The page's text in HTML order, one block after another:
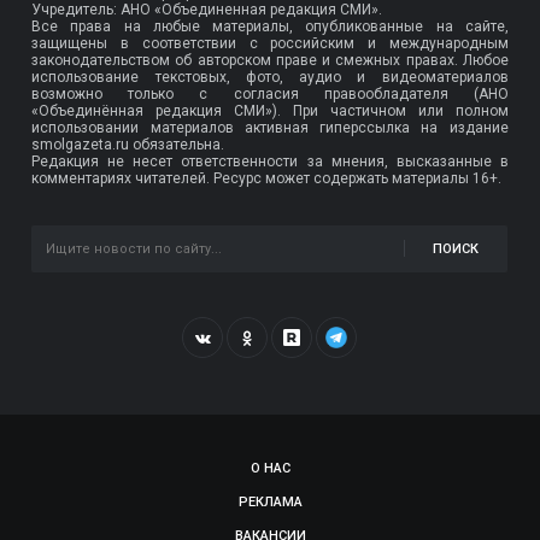
Учредитель: АНО «Объединенная редакция СМИ».
Все права на любые материалы, опубликованные на сайте,
защищены в соответствии с российским и международным
законодательством об авторском праве и смежных правах. Любое
использование текстовых, фото, аудио и видеоматериалов
возможно только с согласия правообладателя (АНО
«Объединённая редакция СМИ»). При частичном или полном
использовании материалов активная гиперссылка на издание
smolgazeta.ru обязательна.
Редакция не несет ответственности за мнения, высказанные в
комментариях читателей. Ресурс может содержать материалы 16+.
ПОИСК
О НАС
РЕКЛАМА
ВАКАНСИИ